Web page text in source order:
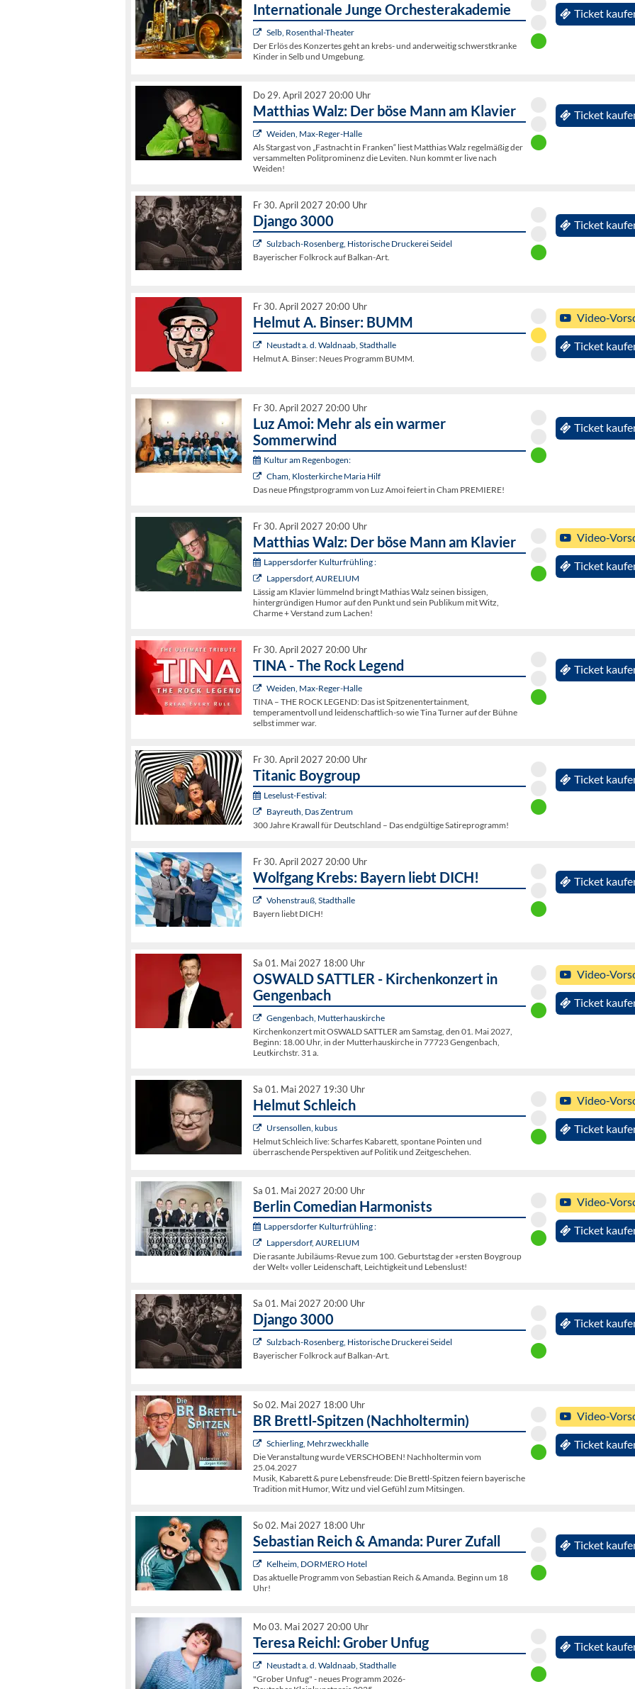
Internationale Junge Orchesterakademie
Selb, Rosenthal-Theater
Der Erlös des Konzertes geht an krebs- und anderweitig schwerstkranke
Kinder in Selb und Umgebung.
Ticket
Do 29. April 2027 20:00 Uhr
Matthias Walz: Der böse Mann am Klavier
Weiden, Max-Reger-Halle
Als Stargast von „Fastnacht in Franken“ liest Matthias Walz regelmäßig der
versammelten Politprominenz die Leviten. Nun kommt er live nach
Weiden!
Ticket
Fr 30. April 2027 20:00 Uhr
Django 3000
Sulzbach-Rosenberg, Historische Druckerei Seidel
Bayerischer Folkrock auf Balkan-Art.
Ticket
Fr 30. April 2027 20:00 Uhr
Helmut A. Binser: BUMM
Neustadt a. d. Waldnaab, Stadthalle
Helmut A. Binser: Neues Programm BUMM.
Video-
Ticket
Fr 30. April 2027 20:00 Uhr
Luz Amoi: Mehr als ein warmer
Sommerwind
Kultur am Regenbogen:
Cham, Klosterkirche Maria Hilf
Das neue Pfingstprogramm von Luz Amoi feiert in Cham PREMIERE!
Ticket
Fr 30. April 2027 20:00 Uhr
Matthias Walz: Der böse Mann am Klavier
Lappersdorfer Kulturfrühling :
Lappersdorf, AURELIUM
Lässig am Klavier lümmelnd bringt Mathias Walz seinen bissigen,
hintergründigen Humor auf den Punkt und sein Publikum mit Witz,
Charme + Verstand zum Lachen!
Video-
Ticket
Fr 30. April 2027 20:00 Uhr
TINA - The Rock Legend
Weiden, Max-Reger-Halle
TINA – THE ROCK LEGEND: Das ist Spitzenentertainment,
temperamentvoll und leidenschaftlich-so wie Tina Turner auf der Bühne
selbst immer war.
Ticket
Fr 30. April 2027 20:00 Uhr
Titanic Boygroup
Leselust-Festival:
Bayreuth, Das Zentrum
300 Jahre Krawall für Deutschland – Das endgültige Satireprogramm!
Ticket
Fr 30. April 2027 20:00 Uhr
Wolfgang Krebs: Bayern liebt DICH!
Vohenstrauß, Stadthalle
Bayern liebt DICH!
Ticket
Sa 01. Mai 2027 18:00 Uhr
OSWALD SATTLER - Kirchenkonzert in
Gengenbach
Gengenbach, Mutterhauskirche
Kirchenkonzert mit OSWALD SATTLER am Samstag, den 01. Mai 2027,
Beginn: 18.00 Uhr, in der Mutterhauskirche in 77723 Gengenbach,
Leutkirchstr. 31 a.
Video-
Ticket
Sa 01. Mai 2027 19:30 Uhr
Helmut Schleich
Ursensollen, kubus
Helmut Schleich live: Scharfes Kabarett, spontane Pointen und
überraschende Perspektiven auf Politik und Zeitgeschehen.
Video-
Ticket
Sa 01. Mai 2027 20:00 Uhr
Berlin Comedian Harmonists
Lappersdorfer Kulturfrühling :
Lappersdorf, AURELIUM
Die rasante Jubiläums-Revue zum 100. Geburtstag der »ersten Boygroup
der Welt« voller Leidenschaft, Leichtigkeit und Lebenslust!
Video-
Ticket
Sa 01. Mai 2027 20:00 Uhr
Django 3000
Sulzbach-Rosenberg, Historische Druckerei Seidel
Bayerischer Folkrock auf Balkan-Art.
Ticket
So 02. Mai 2027 18:00 Uhr
BR Brettl-Spitzen (Nachholtermin)
Schierling, Mehrzweckhalle
Die Veranstaltung wurde VERSCHOBEN! Nachholtermin vom
25.04.2027
Musik, Kabarett & pure Lebensfreude: Die Brettl-Spitzen feiern bayerische
Tradition mit Humor, Witz und viel Gefühl zum Mitsingen.
Video-
Ticket
So 02. Mai 2027 18:00 Uhr
Sebastian Reich & Amanda: Purer Zufall
Kelheim, DORMERO Hotel
Das aktuelle Programm von Sebastian Reich & Amanda. Beginn um 18
Uhr!
Ticket
Mo 03. Mai 2027 20:00 Uhr
Teresa Reichl: Grober Unfug
Neustadt a. d. Waldnaab, Stadthalle
"Grober Unfug" - neues Programm 2026-
Ticket